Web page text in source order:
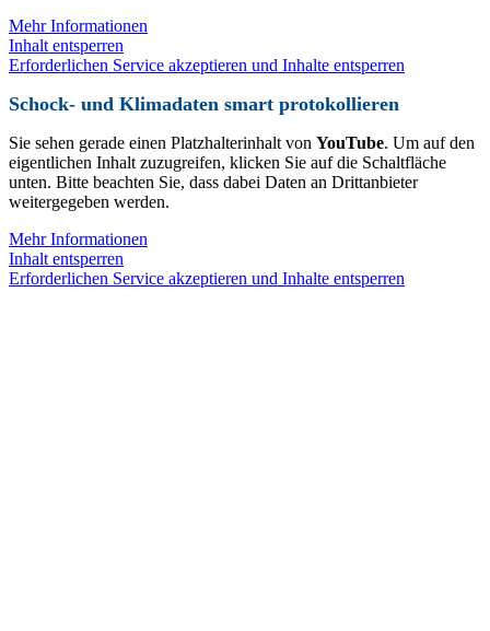
Mehr Informationen
Inhalt entsperren
Erforderlichen Service akzeptieren und Inhalte entsperren
Schock- und Klimadaten smart protokollieren
Sie sehen gerade einen Platzhalterinhalt von YouTube. Um auf den
eigentlichen Inhalt zuzugreifen, klicken Sie auf die Schaltfläche
unten. Bitte beachten Sie, dass dabei Daten an Drittanbieter
weitergegeben werden.
Mehr Informationen
Inhalt entsperren
Erforderlichen Service akzeptieren und Inhalte entsperren